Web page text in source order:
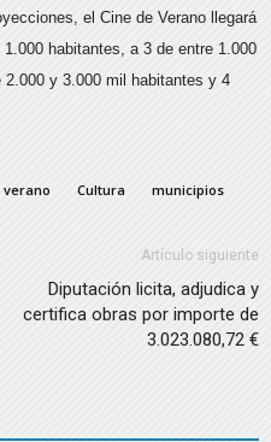
el Cine de Verano llegará
habitantes, a 3 de entre 1.000
y 3.000 mil habitantes y 4
verano Cultura municipios
Artículo siguiente
Diputación licita, adjudica y
certifica obras por importe de
3.023.080,72 €